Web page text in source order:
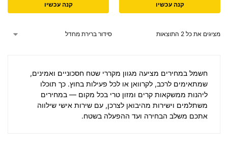
קנה עכשיו קנה עכשיו
מציגים את כל ⁦2⁩ התוצאות
חשמל במחירים מציעה מגוון מקררי שטח חסכוניים ואמינים,
שמתאימים לרכב, לקרוואן או לכל פעילות בחוץ. כך תוכלו
ליהנות ממשקאות קרים ומזון טרי בכל מקום — במחירים
משתלמים וישירות מהיבואן לצרכן, עם שירות אישי שילווה
אתכם משלב הבחירה ועד ההפעלה בשטח.